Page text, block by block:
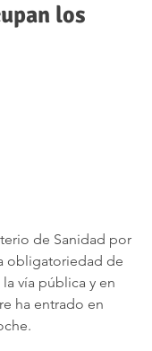
los
de Sanidad por
obligatoriedad de
vía pública y en
ha entrado en